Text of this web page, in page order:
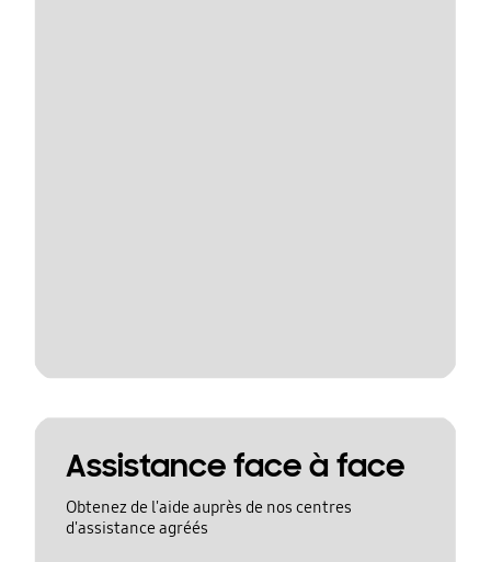
Assistance face à face
Obtenez de l'aide auprès de nos centres
d'assistance agréés